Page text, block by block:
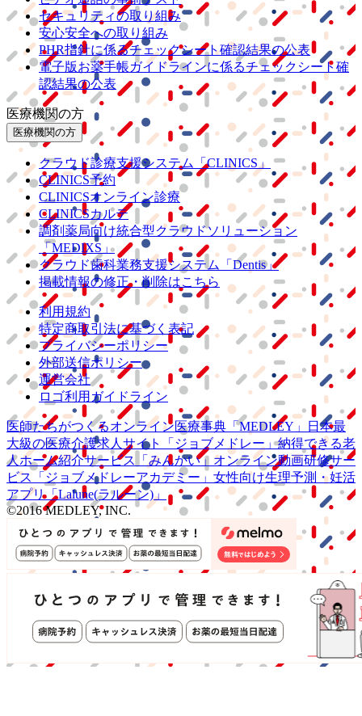
セキュリティの取り組み
安心安全への取り組み
PHR指針に係るチェックシート確認結果の公表
電子版お薬手帳ガイドラインに係るチェックシート確
認結果の公表
医療機関の方
医療機関の方
クラウド診療支援システム 「CLINICS」
CLINICS予約
CLINICSオンライン診療
CLINICSカルテ
調剤薬局向け統合型クラウドソリューション
「MEDIXS」
クラウド歯科業務支援システム 「Dentis」
掲載情報の修正・削除はこちら
利用規約
特定商取引法に基づく表記
プライバシーポリシー
外部送信ポリシー
運営会社
ロゴ利用ガイドライン
医師たちがつくるオンライン医療事典 「MEDLEY」
日本最
大級の医療介護求人サイト 「ジョブメドレー」納得できる老
人ホーム紹介サービス
「みんかい」 オンライン動画研修サー
ビス
「ジョブメドレーアカデミー」 女性向け生理予測・妊活
アプリ「Lalune(ラルーン)」
©2016 MEDLEY, INC.